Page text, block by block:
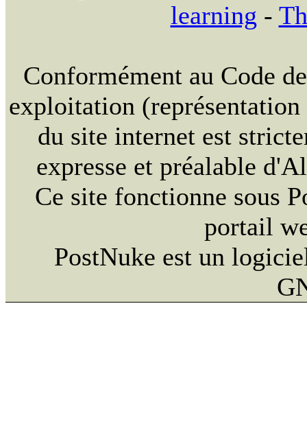
learning -
Conformément au Code
exploitation
du site internet est
expresse et préalable
Ce site fonctionne sous
portail
PostNuke est un